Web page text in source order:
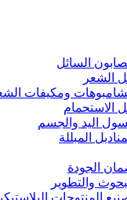
السائل
الشعر
ومكيفات
الاستحمام
اليد والجسم
المبللة
الجودة
والتطوير